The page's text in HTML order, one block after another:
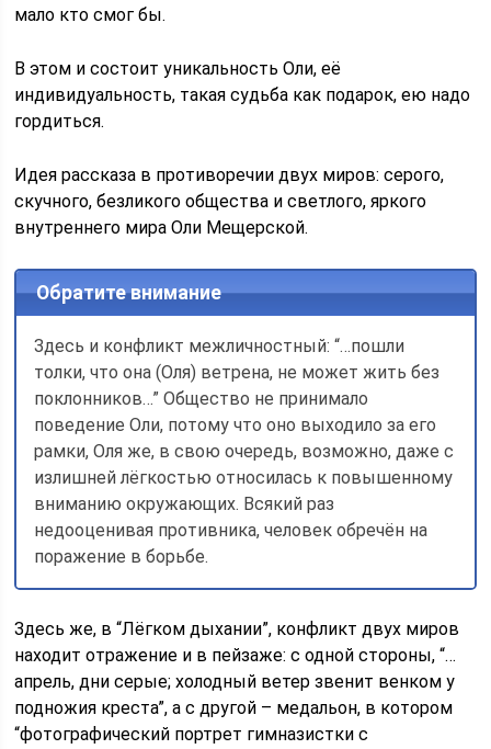
мало кто смог бы.
В этом и состоит уникальность Оли, её
индивидуальность, такая судьба как подарок, ею надо
гордиться.
Идея рассказа в противоречии двух миров: серого,
скучного, безликого общества и светлого, яркого
внутреннего мира Оли Мещерской.
Обратите внимание
Здесь и конфликт межличностный: “…пошли
толки, что она (Оля) ветрена, не может жить без
поклонников…” Общество не принимало
поведение Оли, потому что оно выходило за его
рамки, Оля же, в свою очередь, возможно, даже с
излишней лёгкостью относилась к повышенному
вниманию окружающих. Всякий раз
недооценивая противника, человек обречён на
поражение в борьбе.
Здесь же, в “Лёгком дыхании”, конфликт двух миров
находит отражение и в пейзаже: с одной стороны, “…
апрель, дни серые; холодный ветер звенит венком у
подножия креста”, а с другой – медальон, в котором
“фотографический портрет гимназистки с